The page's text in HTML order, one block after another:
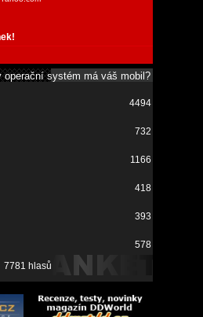
operační systém má váš mobil?
4494
732
1166
418
393
578
7781 hlasů